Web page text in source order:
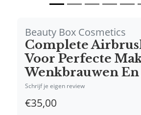
Beauty Box Cosmetics
Complete
Voor Perfecte
Wenkbrauwen En
Schrijf je eigen review
€35,00